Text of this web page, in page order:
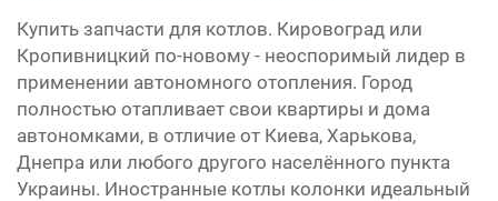
Купить запчасти для котлов. Кировоград или
Кропивницкий по-новому - неоспоримый лидер в
применении автономного отопления. Город
полностью отапливает свои квартиры и дома
автономками, в отличие от Киева, Харькова,
Днепра или любого другого населённого пункта
Украины. Иностранные котлы колонки идеальный